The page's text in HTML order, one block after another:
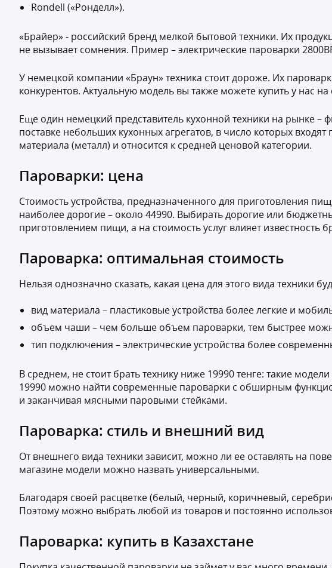
Rondell («Ронделл»).
«Брайер» - российский бренд мелкой бытовой техники. Их
не вызывает сомнения. Пример – электрические пароварки
У немецкой компании «Браун» техника стоит дороже. Их
конкурентов. Актуальную модель вы также можете купить у нас на
Еще один немецкий представитель кухонной техники на рынке –
поставке небольших кухонных агрегатов, в число которых
материала (металл) и относится к средней ценовой категории.
Пароварки: цена
Стоимость устройства, предназначенного для приготовления
наиболее дорогие – около 44990. Выбирать дорогие или
приготовлением пищи, а на стоимость услуг влияет
Пароварка: оптимальная стоимость
Нельзя однозначно сказать, какая цена для этого вида техники
вид материала – пластиковые устройства более легкие и
объем чаши – чем больше объем пароварки, тем быстрее
тип подключения – электрические устройства более
В среднем, не стоит брать технику ниже 19990 тенге: такие
19990 можно найти современные пароварки с обширным
и заканчивая мясными паровыми стейками.
Пароварка: стиль и внешний вид
От внешнего вида техники зависит, можно ли ее оставлять на
магазине модели можно назвать универсальными.
Благодаря своей расцветке (белый, черный, коричневый,
Поэтому можно выбрать любой из товаров и постоянно
Пароварка: купить в Казахстане